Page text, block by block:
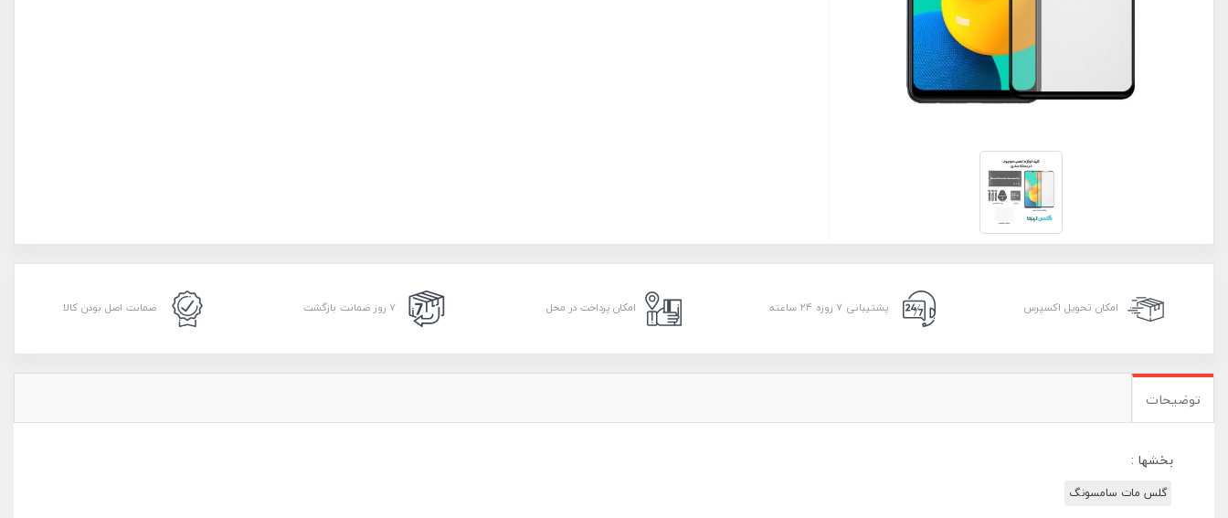
امکان تحویل اکسپرس پشتیبانی ۷ روزه ۲۴ ساعته امکان پرداخت در محل ۷ روز ضمانت بازگشت ضمانت اصل بودن کالا
توضیحات
بخشها :
گلس مات سامسونگ